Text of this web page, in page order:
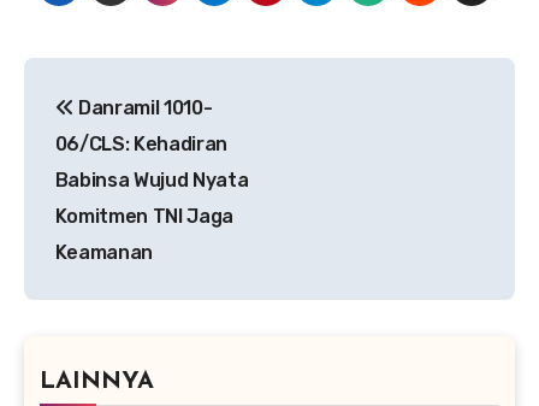
pos
Danramil 1010-
06/CLS: Kehadiran
Babinsa Wujud Nyata
Komitmen TNI Jaga
Keamanan
LAINNYA